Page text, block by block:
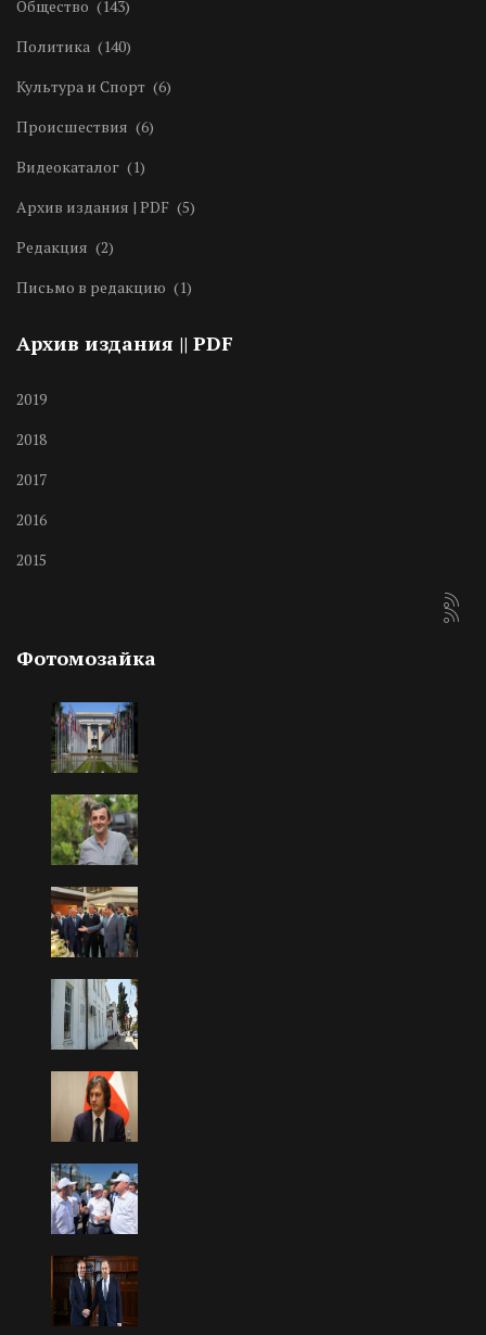
Общество (143)
Политика (140)
Культура и Спорт (6)
Происшествия (6)
Видеокаталог (1)
Архив издания | PDF (5)
Редакция (2)
Письмо в редакцию (1)
Архив издания || PDF
2019
2018
2017
2016
2015
Фотомозайка